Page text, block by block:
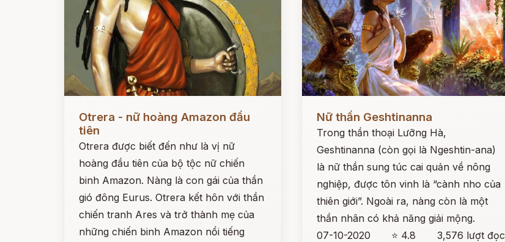
Otrera - nữ hoàng Amazon đầu
tiên
Otrera được biết đến như là vị nữ
hoàng đầu tiên của bộ tộc nữ chiến
binh Amazon. Nàng là con gái của thần
gió đông Eurus. Otrera kết hôn với thần
chiến tranh Ares và trở thành mẹ của
những chiến binh Amazon nổi tiếng
Nữ thần Geshtinanna
Trong thần thoại Lưỡng Hà,
Geshtinanna (còn gọi là Ngeshtin-ana)
là nữ thần sung túc cai quản về nông
nghiệp, được tôn vinh là “cành nho của
thiên giới”. Ngoài ra, nàng còn là một
thần nhân có khả năng giải mộng.
07-10-2020
⭐ 4.8
3,576 lượt đọc